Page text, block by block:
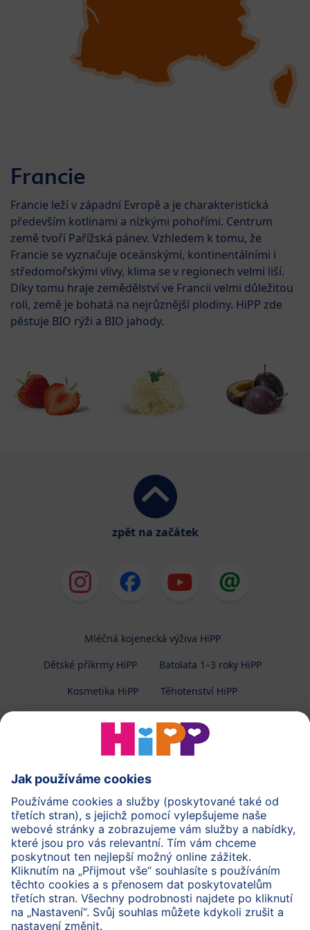
Francie
Francie leží v západní Evropě a je charakteristická
především kotlinami a nízkými pohořími. Centrum
země tvoří Pařížská pánev. Vzhledem k tomu, že
Francie se vyznačuje oceánskými, kontinentálními i
středomořskými vlivy, klima se v regionech velmi liší.
Díky tomu hraje zemědělství ve Francii velmi důležitou
roli, země je bohatá na nejrůznější plodiny. HiPP zde
pěstuje BIO rýži a BIO jahody.
zpět na začátek
Mléčná kojenecká výživa HiPP
Dětské příkrmy HiPP
Batolata 1–3 roky HiPP
Kosmetika HiPP
Těhotenství HiPP
Ochrana osobních údajů
Zpracování osobních údajů (BabyClub)
Zpracování osobních údajů (Fotosoutěž)
Cookies a pravidla užívání webové stránky
Pravidla soutěže (Fotosoutěž)
Všeobecné podmínky
Práva Imprint